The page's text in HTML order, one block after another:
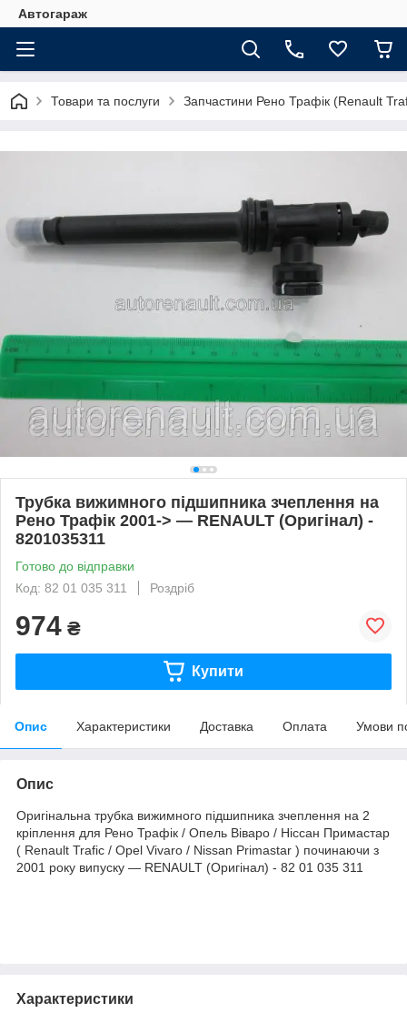
Автогараж
Товари та послуги Запчастини Рено Трафік (Renault
Трубка вижимного підшипника зчеплення на
Рено Трафік 2001-> — RENAULT (Оригінал) -
8201035311
Готово до відправки
Код: 82 01 035 311
Роздріб
974 ₴
Купити
Опис Характеристики Доставка Оплата Умови
Опис
Оригінальна трубка вижимного підшипника зчеплення на 2
кріплення для Рено Трафік / Опель Віваро / Ніссан Примастар
( Renault Trafic / Opel Vivaro / Nissan Primastar ) починаючи з
2001 року випуску — RENAULT (Оригінал) - 82 01 035 311
Характеристики